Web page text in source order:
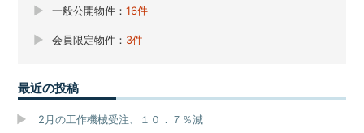
一般公開物件： 16件
会員限定物件： 3件
最近の投稿
2月の工作機械受注、１０．７％減